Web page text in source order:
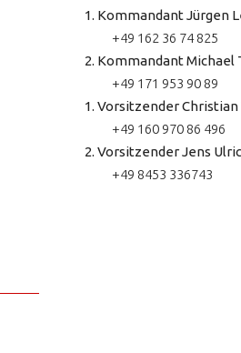
1. Kommandant Jürgen
+49 162 36 74 825
2. Kommandant Michael
+49 171 953 90 89
1. Vorsitzender
+49 160 970 86 496
2. Vorsitzender Jens
+49 8453 336743